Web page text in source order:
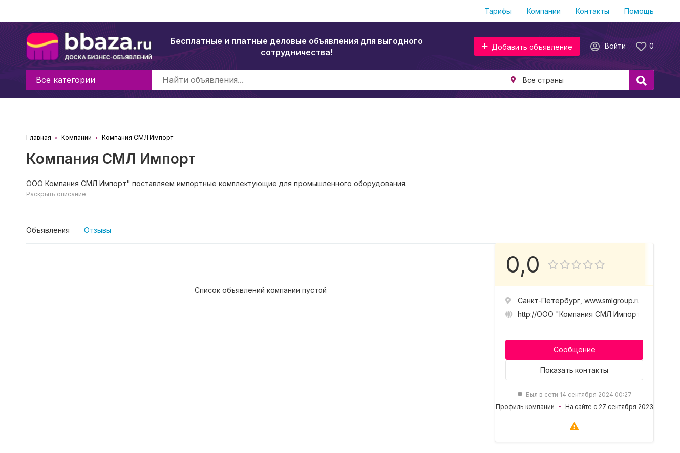
Тарифы Компании Контакты Помощь
Бесплатные и платные деловые объявления для выгодного
сотрудничества!
0
Войти
Добавить объявление
Все категории
Главная Компании Компания СМЛ Импорт
Компания СМЛ Импорт
ООО Компания СМЛ Импорт" поставляем импортные комплектующие для промышленного оборудования.
Раскрыть описание
Объявления Отзывы
Список объявлений компании пустой
0,0
Санкт-Петербург, www.smlgroup.ru
http://ООО "Компания СМЛ Импорт"
Сообщение
Показать контакты
Был в сети 14 сентября 2024 00:27
Профиль компании
На сайте с 27 сентября 2023